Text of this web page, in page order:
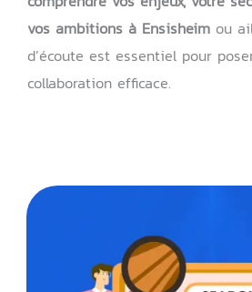
vos ambitions à Ensisheim ou
d’écoute est essentiel pour
collaboration efficace.